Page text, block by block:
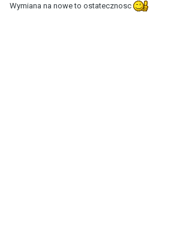
Wymiana na nowe to ostatecznosc